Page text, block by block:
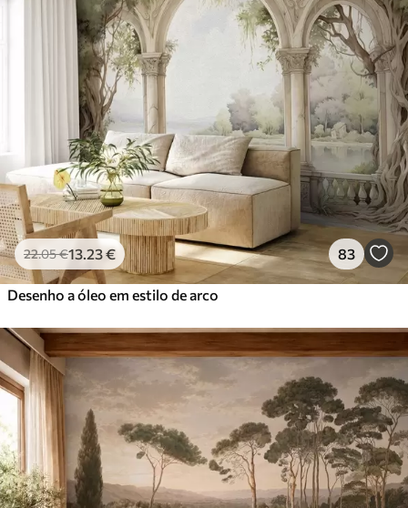
22.05€13 .23€ 83
Desenho a óleo em estilo de arco